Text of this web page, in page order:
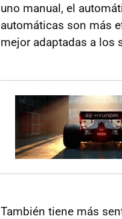
uno manual, el
automáticas son más
mejor adaptadas a los
También tiene más